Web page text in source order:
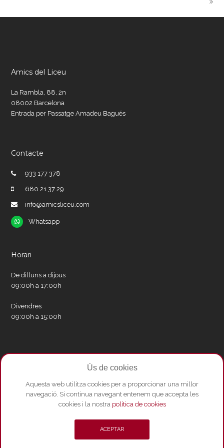
Amics del Liceu
La Rambla, 88, 2n
08002 Barcelona
Entrada per Passatge Amadeu Bagués
Contacte
933 177 378
680 21 37 29
info@amicsliceu.com
Whatsapp
Whatsapp
Horari
De dilluns a dijous
09:00h a 17:00h
Divendres
09:00h a 15:00h
Xarxes socials
TwitterFacebookInstagram
Whatsapp
Youtube
Ús de cookies
Aquesta web utilitza cookies per a proporcionar una millor
navegació. Si continua navegant entenem que accepta les
cookies i la nostra política de cookies
ACEPTAR